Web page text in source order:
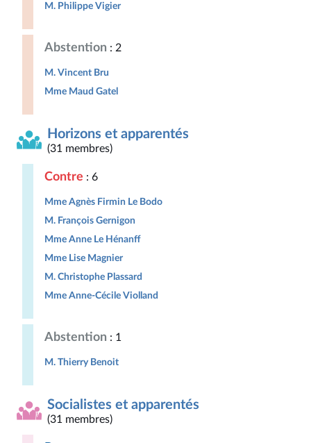
M. Philippe Vigier
Abstention : 2
M. Vincent Bru
Mme Maud Gatel
Horizons et apparentés
(31 membres)
Contre : 6
Mme Agnès Firmin Le Bodo
M. François Gernigon
Mme Anne Le Hénanff
Mme Lise Magnier
M. Christophe Plassard
Mme Anne-Cécile Violland
Abstention : 1
M. Thierry Benoit
Socialistes et apparentés
(31 membres)